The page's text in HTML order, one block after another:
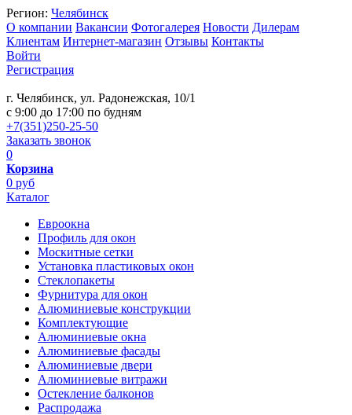
Регион: Челябинск
О компании Вакансии Фотогалерея Новости Дилерам
Клиентам Интернет-магазин Отзывы Контакты
Войти
Регистрация
г. Челябинск, ул. Радонежская, 10/1
c 9:00 до 17:00 по будням
+7(351)250-25-50
Заказать звонок
0
Корзина
0 руб
Каталог
Евроокна
Профиль для окон
Москитные сетки
Установка пластиковых окон
Стеклопакеты
Фурнитура для окон
Алюминиевые конструкции
Комплектующие
Алюминиевые окна
Алюминиевые фасады
Алюминиевые двери
Алюминиевые витражи
Остекление балконов
Распродажа